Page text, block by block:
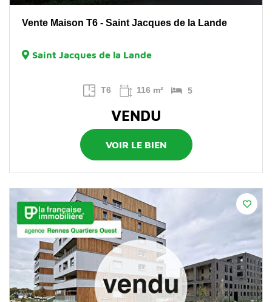
Vente Maison T6 - Saint Jacques de la Lande
Saint Jacques de la Lande
T6 116 m² 5
VENDU
VOIR LE BIEN